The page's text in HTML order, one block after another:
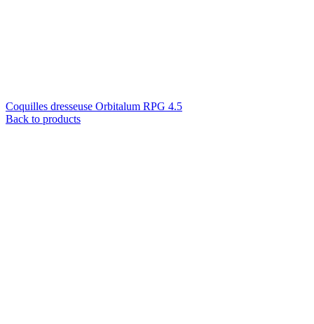
Coquilles dresseuse Orbitalum RPG 4.5
Back to products